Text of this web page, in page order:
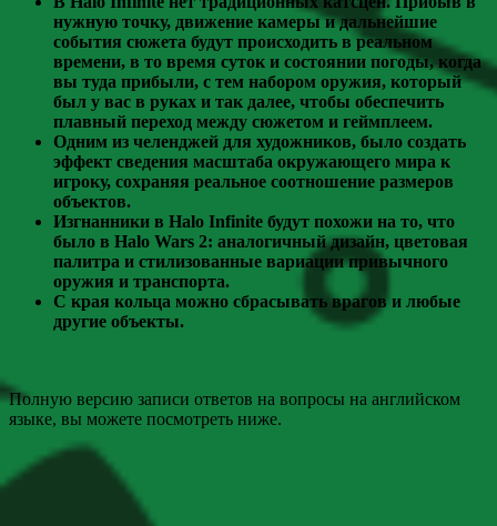
нужную точку, движение камеры и дальнейшие
события сюжета будут происходить в реальном
времени, в то время суток и состоянии погоды, когда
вы туда прибыли, с тем набором оружия, который
был у вас в руках и так далее, чтобы обеспечить
плавный переход между сюжетом и геймплеем.
Одним из челенджей для художников, было создать
эффект сведения масштаба окружающего мира к
игроку, сохраняя реальное соотношение размеров
объектов.
Изгнанники в Halo Infinite будут похожи на то, что
было в Halo Wars 2: аналогичный дизайн, цветовая
палитра и стилизованные вариации привычного
оружия и транспорта.
С края кольца можно сбрасывать врагов и любые
другие объекты.
Полную версию записи ответов на вопросы на английском
языке, вы можете посмотреть ниже.